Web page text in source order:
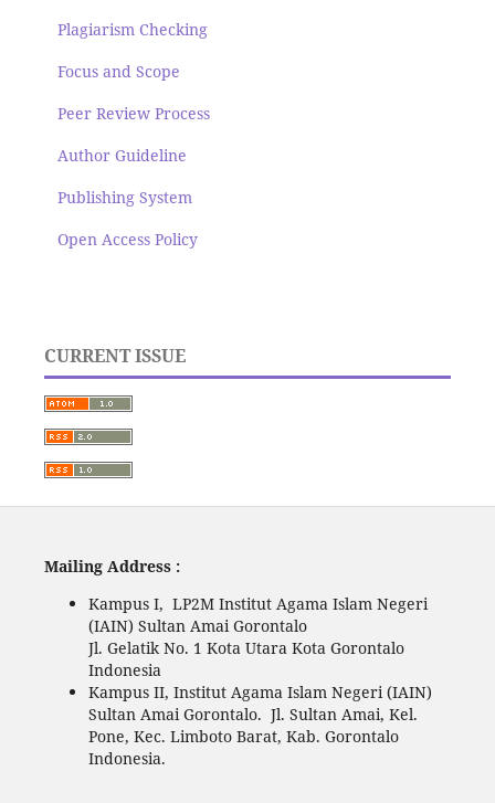
Plagiarism Checking
Focus and Scope
Peer Review Process
Author Guideline
Publishing System
Open Access Policy
CURRENT ISSUE
Mailing Address :
Kampus I, LP2M Institut Agama Islam Negeri
(IAIN) Sultan Amai Gorontalo
Jl. Gelatik No. 1 Kota Utara Kota Gorontalo
Indonesia
Kampus II, Institut Agama Islam Negeri (IAIN)
Sultan Amai Gorontalo. Jl. Sultan Amai, Kel.
Pone, Kec. Limboto Barat, Kab. Gorontalo
Indonesia.